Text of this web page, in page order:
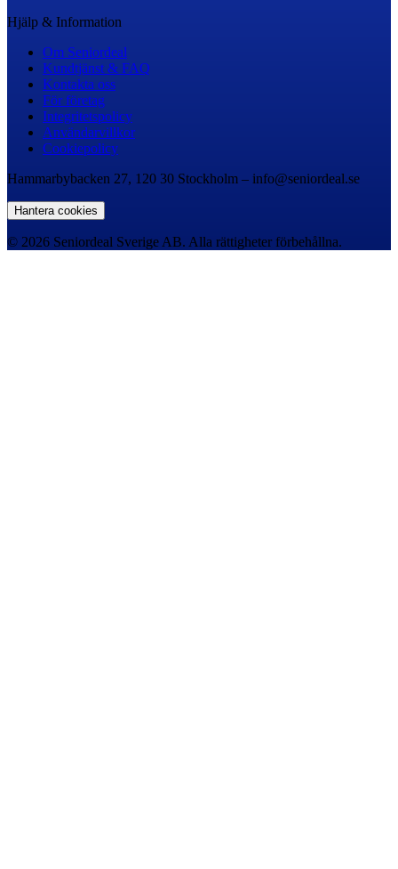
Hjälp & Information
Om Seniordeal
Kundtjänst & FAQ
Kontakta oss
För företag
Integritetspolicy
Användarvillkor
Cookiepolicy
Hammarbybacken 27, 120 30 Stockholm – info@seniordeal.se
Hantera cookies
© 2026 Seniordeal Sverige AB. Alla rättigheter förbehållna.